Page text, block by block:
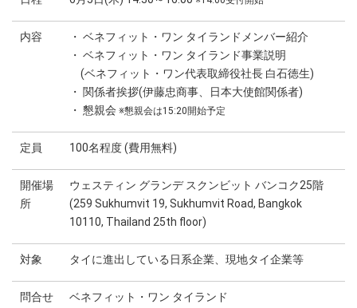
内容
・ ベネフィット・ワン タイランドメンバー紹介
・ ベネフィット・ワン タイランド事業説明
(ベネフィット・ワン代表取締役社長 白石徳生)
・ 関係者挨拶(伊藤忠商事、日本大使館関係者)
・ 懇親会 ※懇親会は15:20開始予定
定員 100名程度 (費用無料)
開催場
所
ウェスティン グランデ スクンビット バンコク25階
(259 Sukhumvit 19, Sukhumvit Road, Bangkok
10110, Thailand 25th floor)
対象 タイに進出している日系企業、現地タイ企業等
問合せ
ベネフィット・ワン タイランド